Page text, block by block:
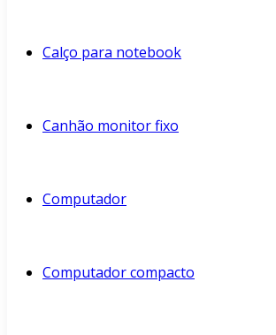
Calço para notebook
Canhão monitor fixo
Computador
Computador compacto